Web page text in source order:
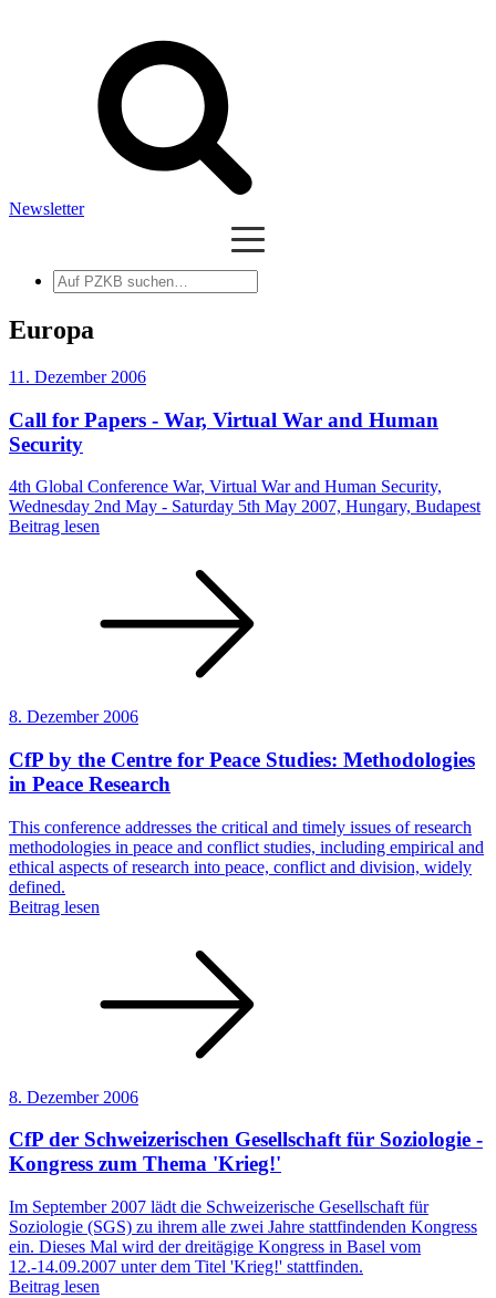
Newsletter
Auf
PZKB
Europa
11. Dezember 2006
Call for Papers - War, Virtual War and Human
Security
4th Global Conference War, Virtual War and Human Security,
Wednesday 2nd May - Saturday 5th May 2007, Hungary, Budapest
Beitrag lesen
8. Dezember 2006
CfP by the Centre for Peace Studies: Methodologies
in Peace Research
This conference addresses the critical and timely issues of research
methodologies in peace and conflict studies, including empirical and
ethical aspects of research into peace, conflict and division, widely
defined.
Beitrag lesen
8. Dezember 2006
CfP der Schweizerischen Gesellschaft für Soziologie -
Kongress zum Thema 'Krieg!'
Im September 2007 lädt die Schweizerische Gesellschaft für
Soziologie (SGS) zu ihrem alle zwei Jahre stattfindenden Kongress
ein. Dieses Mal wird der dreitägige Kongress in Basel vom
12.-14.09.2007 unter dem Titel 'Krieg!' stattfinden.
Beitrag lesen